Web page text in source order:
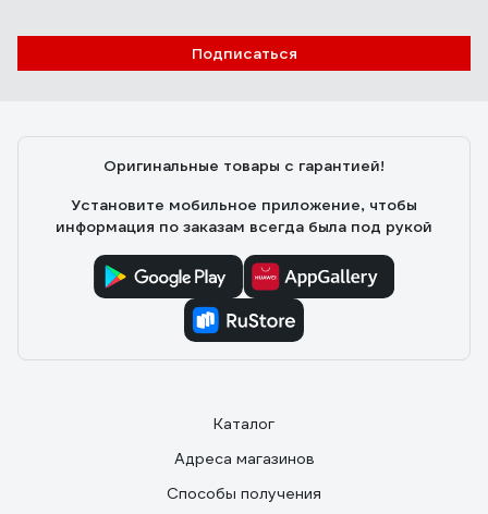
Подписаться
Оригинальные товары с гарантией!
Установите мобильное приложение, чтобы
информация по заказам всегда была под рукой
Каталог
Адреса магазинов
Способы получения